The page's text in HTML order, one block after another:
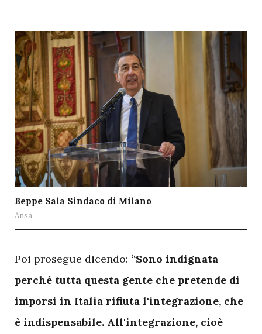
Beppe Sala Sindaco di Milano
Ansa
Poi prosegue dicendo: “Sono indignata
perché tutta questa gente che pretende di
imporsi in Italia rifiuta l'integrazione, che
è indispensabile. All'integrazione, cioè